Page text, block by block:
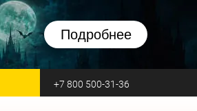
Подробнее
на Zvezda +7 800 500-31-36